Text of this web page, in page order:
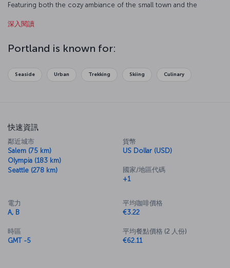
Featuring both the cozy ambiance of the small town and the
coast.
深入閱讀
Portland is known for:
Seaside Urban Trekking Skiing Culinary
快速資訊
鄰近城市
Salem (75 km)
Olympia (183 km)
Seattle (278 km)
貨幣
US Dollar (USD)
國家/地區代碼
+1
電力
A, B
時區
GMT -5
平均咖啡價格
€3.22
平均餐點價格 (2 人份)
€62.11